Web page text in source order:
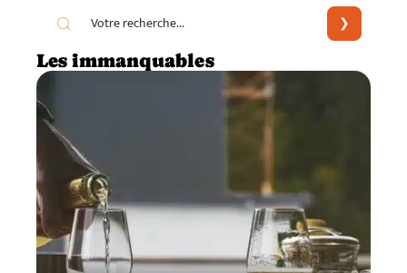
Les immanquables